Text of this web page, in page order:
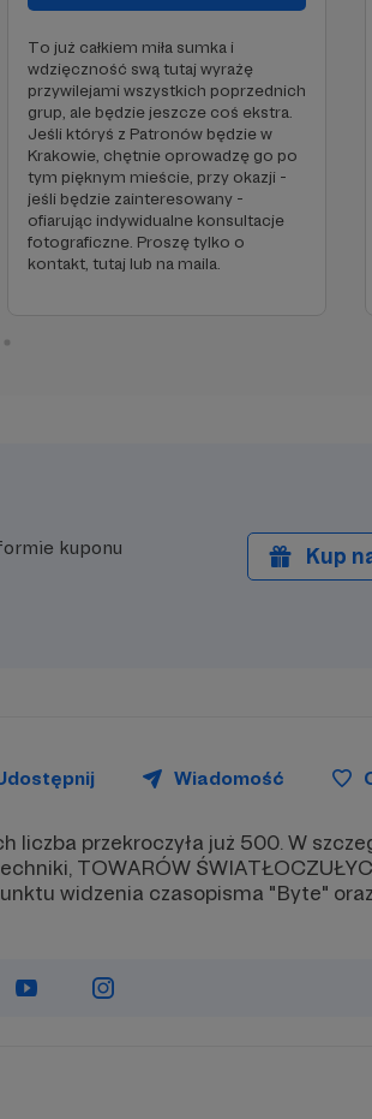
To już całkiem miła sumka i
wdzięczność swą tutaj wyrażę
przywilejami wszystkich poprzednich
grup, ale będzie jeszcze coś ekstra.
Jeśli któryś z Patronów będzie w
Krakowie, chętnie oprowadzę go po
tym pięknym mieście, przy okazji -
jeśli będzie zainteresowany -
ofiarując indywidualne konsultacje
fotograficzne. Proszę tylko o
kontakt, tutaj lub na maila.
kuponu
Kup
Wiadomość
przekroczyła już 500. W
TOWARÓW
widzenia czasopisma "Byte"